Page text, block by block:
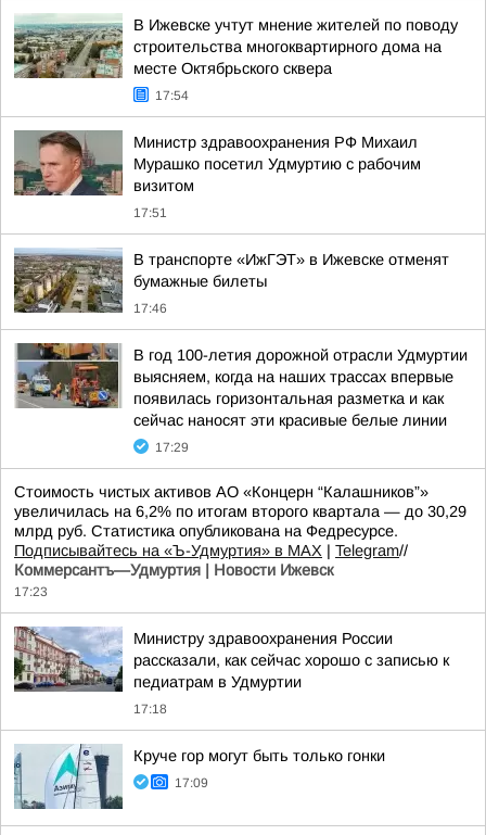
В Ижевске учтут мнение жителей по поводу
строительства многоквартирного дома на
месте Октябрьского сквера
17:54
Министр здравоохранения РФ Михаил
Мурашко посетил Удмуртию с рабочим
визитом
17:51
В транспорте «ИжГЭТ» в Ижевске отменят
бумажные билеты
17:46
В год 100-летия дорожной отрасли Удмуртии
выясняем, когда на наших трассах впервые
появилась горизонтальная разметка и как
сейчас наносят эти красивые белые линии
17:29
Стоимость чистых активов АО «Концерн “Калашников”»
увеличилась на 6,2% по итогам второго квартала — до 30,29
млрд руб. Статистика опубликована на Федресурсе.
Подписывайтесь на «Ъ-Удмуртия» в MAX | Telegram//
Коммерсантъ—Удмуртия | Новости Ижевск
17:23
Министру здравоохранения России
рассказали, как сейчас хорошо с записью к
педиатрам в Удмуртии
17:18
Круче гор могут быть только гонки
17:09